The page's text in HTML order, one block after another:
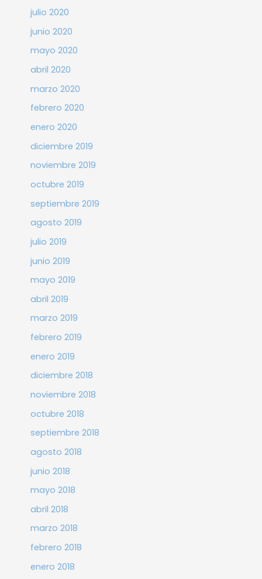
julio 2020
junio 2020
mayo 2020
abril 2020
marzo 2020
febrero 2020
enero 2020
diciembre 2019
noviembre 2019
octubre 2019
septiembre 2019
agosto 2019
julio 2019
junio 2019
mayo 2019
abril 2019
marzo 2019
febrero 2019
enero 2019
diciembre 2018
noviembre 2018
octubre 2018
septiembre 2018
agosto 2018
junio 2018
mayo 2018
abril 2018
marzo 2018
febrero 2018
enero 2018